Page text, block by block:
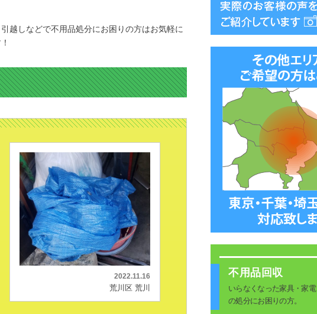
越しなどで不用品処分にお困りの方はお気軽に
2022.11.16
荒川区 荒川
不用品回収
いらなくなった家具・家電
の処分にお困りの方。